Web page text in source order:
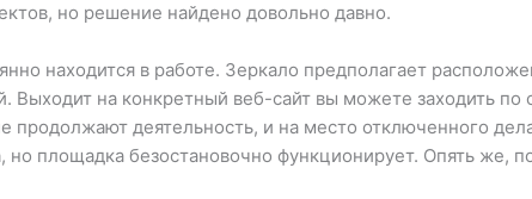
но решение найдено довольно давно.
находится в работе. Зеркало предполагает
на конкретный веб-сайт вы можете заходить по
деятельность, и на место отключенного
но площадка безостановочно функционирует. Опять же,